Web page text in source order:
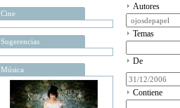
Cine
Sugerencias
Música
Autores
Temas
De
Contiene